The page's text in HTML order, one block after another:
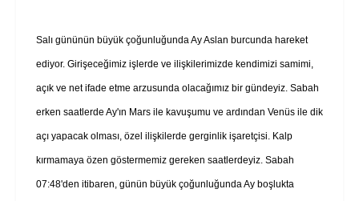
Salı gününün büyük çoğunluğunda Ay Aslan burcunda hareket
ediyor. Girişeceğimiz işlerde ve ilişkilerimizde kendimizi samimi,
açık ve net ifade etme arzusunda olacağımız bir gündeyiz. Sabah
erken saatlerde Ay'ın Mars ile kavuşumu ve ardından Venüs ile dik
açı yapacak olması, özel ilişkilerde gerginlik işaretçisi. Kalp
kırmamaya özen göstermemiz gereken saatlerdeyiz. Sabah
07:48'den itibaren, günün büyük çoğunluğunda Ay boşlukta